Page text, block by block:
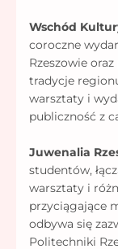
Wschód
coroczne
Rzeszowie
tradycje
warsztaty i
publiczność z
Juwenalia
studentów,
warsztaty i
przyciągające
odbywa się
Politechniki